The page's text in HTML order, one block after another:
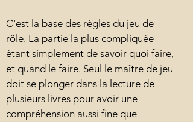
C'est la base des règles du jeu de
rôle. La partie la plus compliquée
étant simplement de savoir quoi faire,
et quand le faire. Seul le maître de jeu
doit se plonger dans la lecture de
plusieurs livres pour avoir une
compréhension aussi fine que